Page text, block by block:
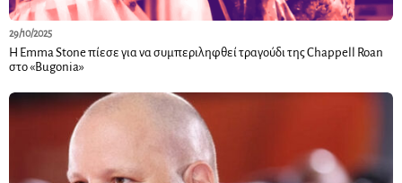
29/10/2025
Η Emma Stone πίεσε για να συμπεριληφθεί τραγούδι της Chappell Roan
στο «Bugonia»